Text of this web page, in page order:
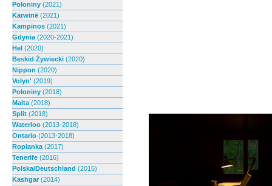
Połoniny (2021)
Karwinë (2021)
Kampinos (2021)
Gdynia (2020-2021)
Hel (2020)
Beskid Żywiecki (2020)
Nippon (2020)
Volyn' (2019)
Połoniny (2018)
Malta (2018)
Split (2018)
Waterloo (2013-2018)
Ontario (2013-2018)
Ropianka (2017)
Tenerife (2016)
Polska/Deutschland (2015)
Kashgar(2014)